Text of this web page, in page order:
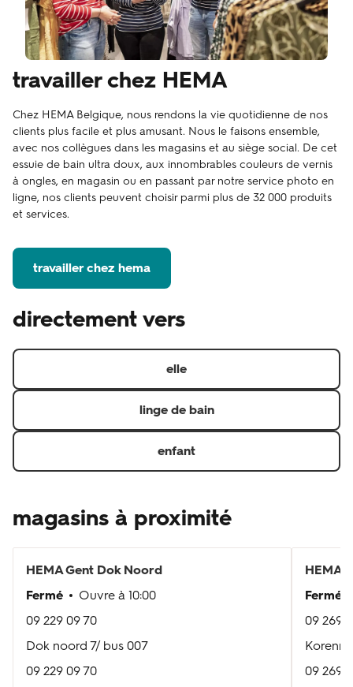
travailler chez HEMA
Chez HEMA Belgique, nous rendons la vie quotidienne de nos
clients plus facile et plus amusant. Nous le faisons ensemble,
avec nos collègues dans les magasins et au siège social. De cet
essuie de bain ultra doux, aux innombrables couleurs de vernis
à ongles, en magasin ou en passant par notre service photo en
ligne, nos clients peuvent choisir parmi plus de 32 000 produits
et services.
travailler chez hema
directement vers
elle
linge de bain
enfant
magasins à proximité
HEMAGent Dok Noord
Fermé
Ouvre à 10:00
09 229 09 70
Dok noord 7/ bus 007
09 229 09 70
HEMA
Fermé
09 269
09 269